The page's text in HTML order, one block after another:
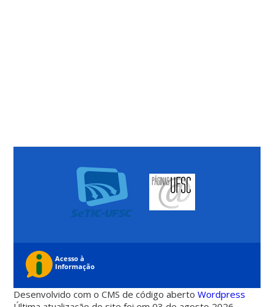
Desenvolvido com o CMS de código abertoWordpress